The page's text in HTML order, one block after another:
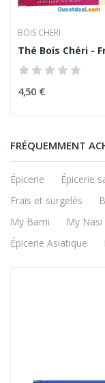
BOIS CHERI
4,50 €
FRÉQUEMMENT
Épicerie Épicerie
Frais et surgelés
My Bami
My Nasi
Épicerie Asiatique